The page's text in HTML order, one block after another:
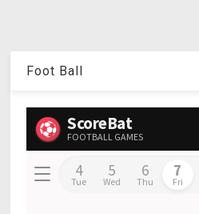
Foot Ball